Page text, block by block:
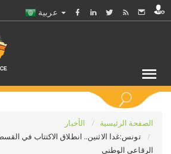
الصفحة الرئيسية
الأخبار
تونس:غدا الاثنين.. انطلاق الاكتتاب في
الرقاعي الوطني